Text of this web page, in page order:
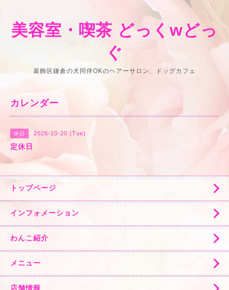
美容室・喫茶 どっくwどっ
ぐ
葛飾区鎌倉の犬同伴OKのヘアーサロン、ドッグカフェ
カレンダー
休日 2026-10-20 (Tue)
定休日
トップページ
インフォメーション
わんこ紹介
メニュー
店舗情報